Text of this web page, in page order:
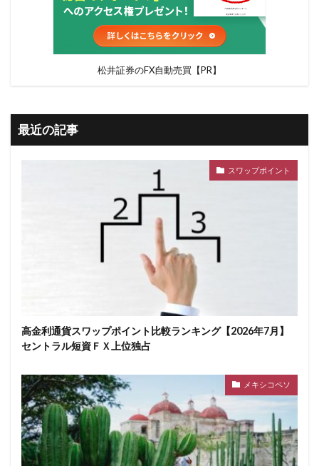
松井証券のFX自動売買【PR】
最近の記事
スワップポイント
高金利通貨スワップポイント比較ランキング【2026年7月】
セントラル短資ＦＸ上位独占
メキシコペソ